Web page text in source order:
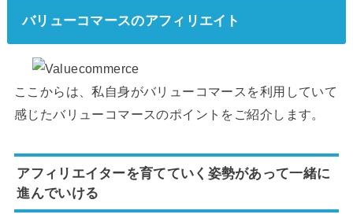
バリューコマースのアフィリエイト
ここからは、私自身がバリューコマースを利用していて
感じたバリューコマースのポイントをご紹介します。
アフィリエイターを育てていく姿勢があって一緒に
進んでいける